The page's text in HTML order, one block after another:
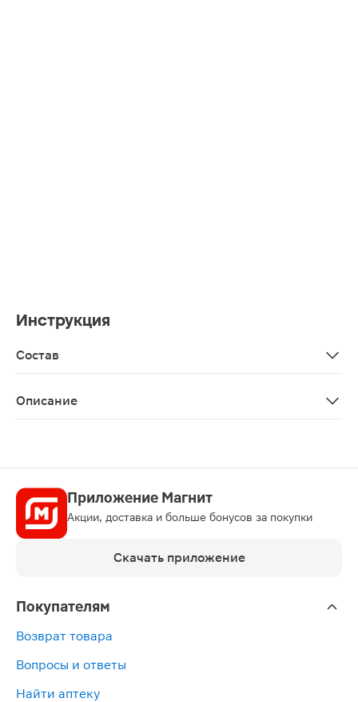
Инструкция
Состав
Описание
Приложение Магнит
Акции, доставка и больше бонусов за покупки
Скачать приложение
Покупателям
Возврат товара
Вопросы и ответы
Найти аптеку